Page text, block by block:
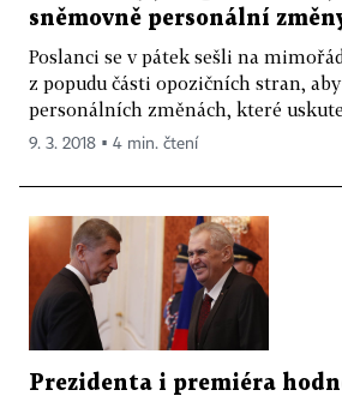
sněmovně personální
Poslanci se v pátek sešli na
z popudu části opozičních stran,
personálních změnách, které
9. 3. 2018 ▪ 4 min. čtení
Prezidenta i premiéra